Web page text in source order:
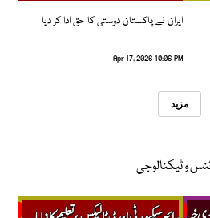
ایران نے پاکستان دوستی کا حق ادا کر دیا
Apr 17, 2026 10:06 PM
مزید
و ٹیکنالوجی